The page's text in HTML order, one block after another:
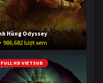
Hùng Odyssey
986,682 lượt xem
FULL HD VIETSUB